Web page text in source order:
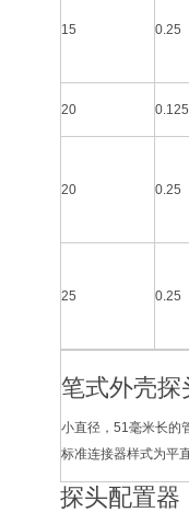
15 0.25
20 0.125
20 0.25
25 0.25
笔式外壳探
小直径，51毫米长的
标准连接器样式为平
探头配置器